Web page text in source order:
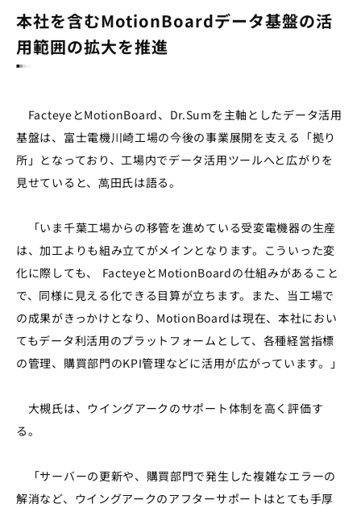
本社を含むMotionBoardデータ基盤の活
用範囲の拡大を推進
FacteyeとMotionBoard、Dr.Sumを主軸としたデータ活用
基盤は、富士電機川崎工場の今後の事業展開を支える「拠り
所」となっており、工場内でデータ活用ツールへと広がりを
見せていると、萬田氏は語る。
「いま千葉工場からの移管を進めている受変電機器の生産
は、加工よりも組み立てがメインとなります。こういった変
化に際しても、 FacteyeとMotionBoardの仕組みがあること
で、同様に見える化できる目算が立ちます。また、当工場で
の成果がきっかけとなり、MotionBoardは現在、本社におい
てもデータ利活用のプラットフォームとして、各種経営指標
の管理、購買部門のKPI管理などに活用が広がっています。」
大槻氏は、ウイングアークのサポート体制を高く評価す
る。
「サーバーの更新や、購買部門で発生した複雑なエラーの
解消など、ウイングアークのアフターサポートはとても手厚